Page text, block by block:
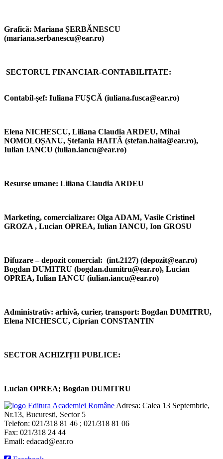
Grafică: Mariana ŞERBĂNESCU
(mariana.serbanescu@ear.ro)
SECTORUL FINANCIAR-CONTABILITATE:
Contabil-șef: Iuliana FUȘCĂ (iuliana.fusca@ear.ro)
Elena NICHESCU, Liliana Claudia ARDEU, Mihai
NOMOLOȘANU, Ștefania HAITĂ (stefan.haita@ear.ro),
Iulian IANCU (iulian.iancu@ear.ro)
Resurse umane: Liliana Claudia ARDEU
Marketing, comercializare: Olga ADAM, Vasile Cristinel
GROZA , Lucian OPREA, Iulian IANCU, Ion GROSU
Difuzare – depozit comercial: (int.2127) (depozit@ear.ro)
Bogdan DUMITRU (bogdan.dumitru@ear.ro), Lucian
OPREA, Iulian IANCU (iulian.iancu@ear.ro)
Administrativ: arhivă, curier, transport: Bogdan DUMITRU,
Elena NICHESCU, Ciprian CONSTANTIN
SECTOR ACHIZIȚII PUBLICE:
Lucian OPREA; Bogdan DUMITRU
Editura Academiei Române Adresa: Calea 13 Septembrie,
Nr.13, Bucuresti, Sector 5
Telefon: 021/318 81 46 ; 021/318 81 06
Fax: 021/318 24 44
Email: edacad@ear.ro